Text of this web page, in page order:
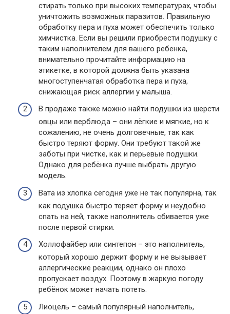
стирать только при высоких температурах, чтобы
уничтожить возможных паразитов. Правильную
обработку пера и пуха может обеспечить только
химчистка. Если вы решили приобрести подушку с
таким наполнителем для вашего ребенка,
внимательно прочитайте информацию на
этикетке, в которой должна быть указана
многоступенчатая обработка пера и пуха,
снижающая риск аллергии у малыша.
В продаже также можно найти подушки из шерсти
овцы или верблюда – они лёгкие и мягкие, но к
сожалению, не очень долговечные, так как
быстро теряют форму. Они требуют такой же
заботы при чистке, как и перьевые подушки.
Однако для ребёнка лучше выбрать другую
модель.
Вата из хлопка сегодня уже не так популярна, так
как подушка быстро теряет форму и неудобно
спать на ней, также наполнитель сбивается уже
после первой стирки.
Холлофайбер или синтепон – это наполнитель,
который хорошо держит форму и не вызывает
аллергические реакции, однако он плохо
пропускает воздух. Поэтому в жаркую погоду
ребёнок может начать потеть.
Лиоцель – самый популярный наполнитель,